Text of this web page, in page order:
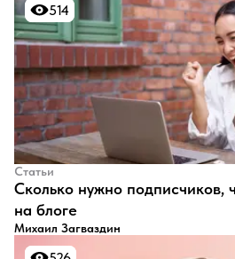
514
514
Статьи
​Сколько нужно подписчиков,
на блоге
Михаил Загваздин